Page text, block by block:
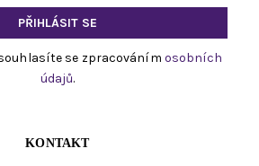
se zpracováním osobních
údajů.
KONTAKT